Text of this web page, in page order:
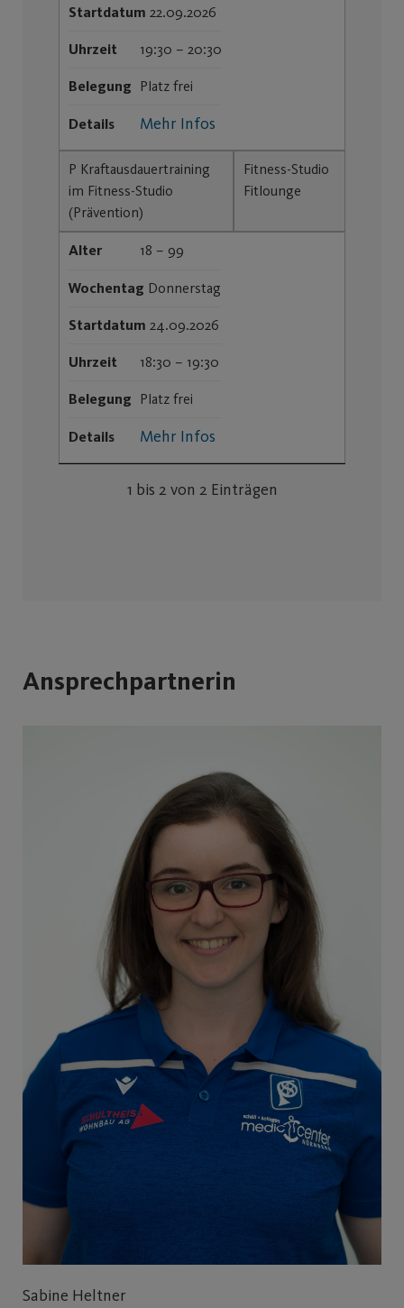
Startdatum 22.09.2026
Uhrzeit 19:30 – 20:30
Belegung Platz frei
Details Mehr Infos
P Kraftausdauertraining
im Fitness-Studio
(Prävention)
Fitness-Studio
Fitlounge
Alter 18 – 99
Wochentag Donnerstag
Startdatum 24.09.2026
Uhrzeit 18:30 – 19:30
Belegung Platz frei
Details Mehr Infos
1 bis 2 von 2 Einträgen
Ansprechpartnerin
Sabine Heltner